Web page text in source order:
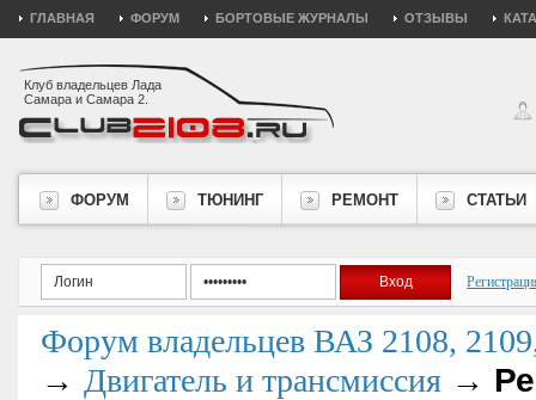
ГЛАВНАЯ ФОРУМ БОРТОВЫЕ ЖУРНАЛЫ ОТЗЫВЫ
Клуб владельцев Лада
Самара и Самара 2.
ФОРУМ ТЮНИНГ РЕМОНТ СТАТЬИ
Форум владельцев ВАЗ 2108,
→ Двигатель и трансмиссия →